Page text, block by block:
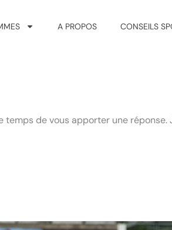
A PROPOS CONSEILS
de vous apporter une réponse.